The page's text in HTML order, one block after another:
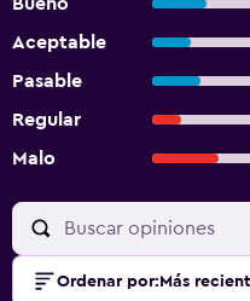
Aceptable
Pasable
Regular
Malo
Ordenar por: Más